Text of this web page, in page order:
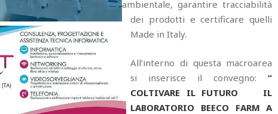
ambientale, garantire tracciabilità
dei prodotti e certificare quelli
Made in Italy.
All’interno di questa macroarea
si inserisce il convegno:“
COLTIVARE IL FUTURO IL
LABORATORIO BEECO FARM A